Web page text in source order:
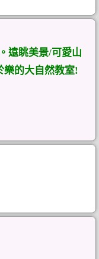
遠眺美景/可愛山
樂的大自然教室!